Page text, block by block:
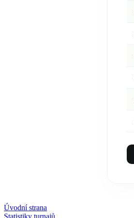
Úvodní strana
Statistiky turnajů